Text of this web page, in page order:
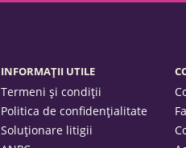
INFORMAȚII UTILE
Termeni și condiții
Politica de confidențialitate
Soluționare litigii